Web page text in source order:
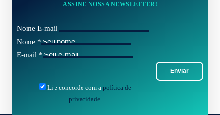
ASSINE NOSSA NEWSLETTER!
Nome E-mail
Nome *
E-mail *
Enviar
Li e concordo com a política de
privacidade